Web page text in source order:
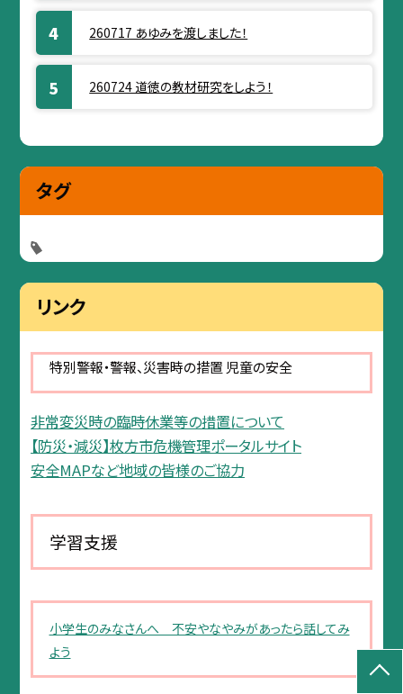
260717 あゆみを渡しました！
260724 道徳の教材研究をしよう！
タグ
リンク
特別警報・警報、災害時の措置 児童の安全
非常変災時の臨時休業等の措置について
【防災・減災】枚方市危機管理ポータルサイト
安全MAPなど地域の皆様のご協力
学習支援
小学生のみなさんへ 不安やなやみがあったら話してみ
よう